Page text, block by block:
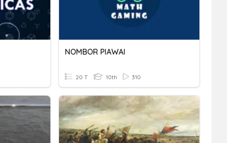
NOMBOR PIAWAI
20 T 10th 310